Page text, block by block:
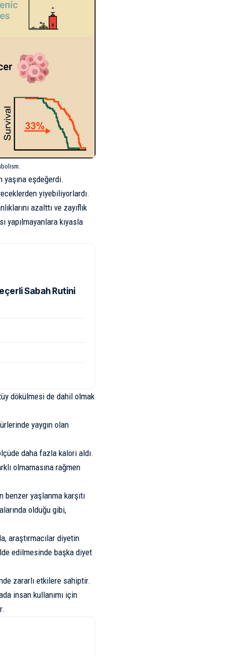
.
yaşına eşdeğerdi.
yiyebiliyorlardı.
azalttı ve zayıflık
yapılmayanlara kıyasla
Sabah Rutini
dökülmesi de dahil olmak
yaygın olan
daha fazla kalori aldı.
olmamasına rağmen
benzer yaşlanma karşıtı
olduğu gibi,
araştırmacılar diyetin
edilmesinde başka diyet
zararlı etkilere sahiptir.
insan kullanımı için